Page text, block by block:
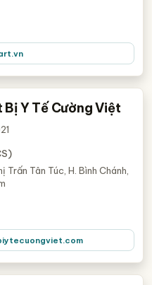
Bị Y Tế Cường Việt
Tân Túc, H. Bình Chánh,